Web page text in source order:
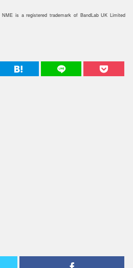
is a registered trademark of BandLab UK Limited